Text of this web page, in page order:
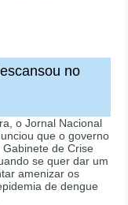
no
o Jornal Nacional
que o governo
de Crise
se quer dar um
amenizar os
de dengue